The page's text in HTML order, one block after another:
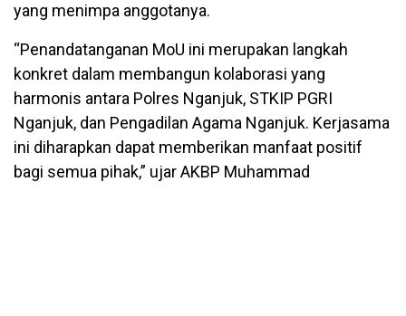
yang menimpa anggotanya.
“Penandatanganan MoU ini merupakan langkah
konkret dalam membangun kolaborasi yang
harmonis antara Polres Nganjuk, STKIP PGRI
Nganjuk, dan Pengadilan Agama Nganjuk. Kerjasama
ini diharapkan dapat memberikan manfaat positif
bagi semua pihak,” ujar AKBP Muhammad